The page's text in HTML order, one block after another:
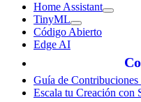
Home Assistant
TinyML
Código Abierto
Edge AI
Guía de
Escala tu Creación con